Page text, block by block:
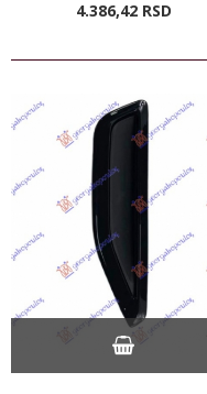
4.386,42 RSD